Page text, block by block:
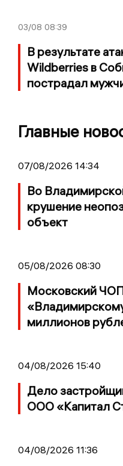
03/08 08:39
В результате
Wildberries в
пострадал
Главные
07/08/2026 14:34
Во
крушение
объект
05/08/2026 08:30
Московский
миллионов
04/08/2026 15:40
Дело
ООО «Капитал
04/08/2026 11:36